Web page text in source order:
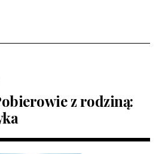
z rodziną: